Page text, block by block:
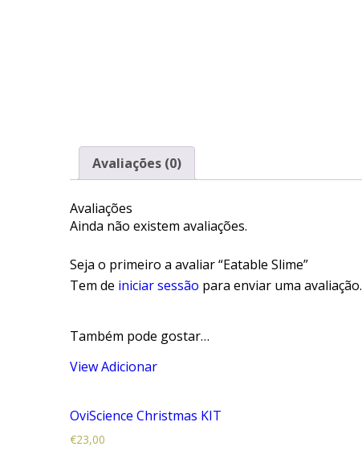
Avaliações (0)
Avaliações
Ainda não existem avaliações.
Seja o primeiro a avaliar “Eatable Slime”
Tem de iniciar sessão para enviar uma avaliação.
Também pode gostar…
ViewAdicionar
OviScience Christmas KIT
€23,00